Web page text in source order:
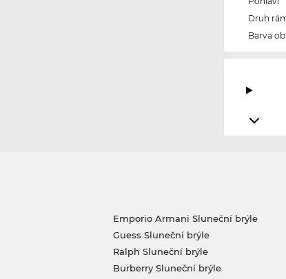
Druh
Barva
Emporio Armani Sluneční brýle
Guess Sluneční brýle
Ralph Sluneční brýle
Burberry Sluneční brýle